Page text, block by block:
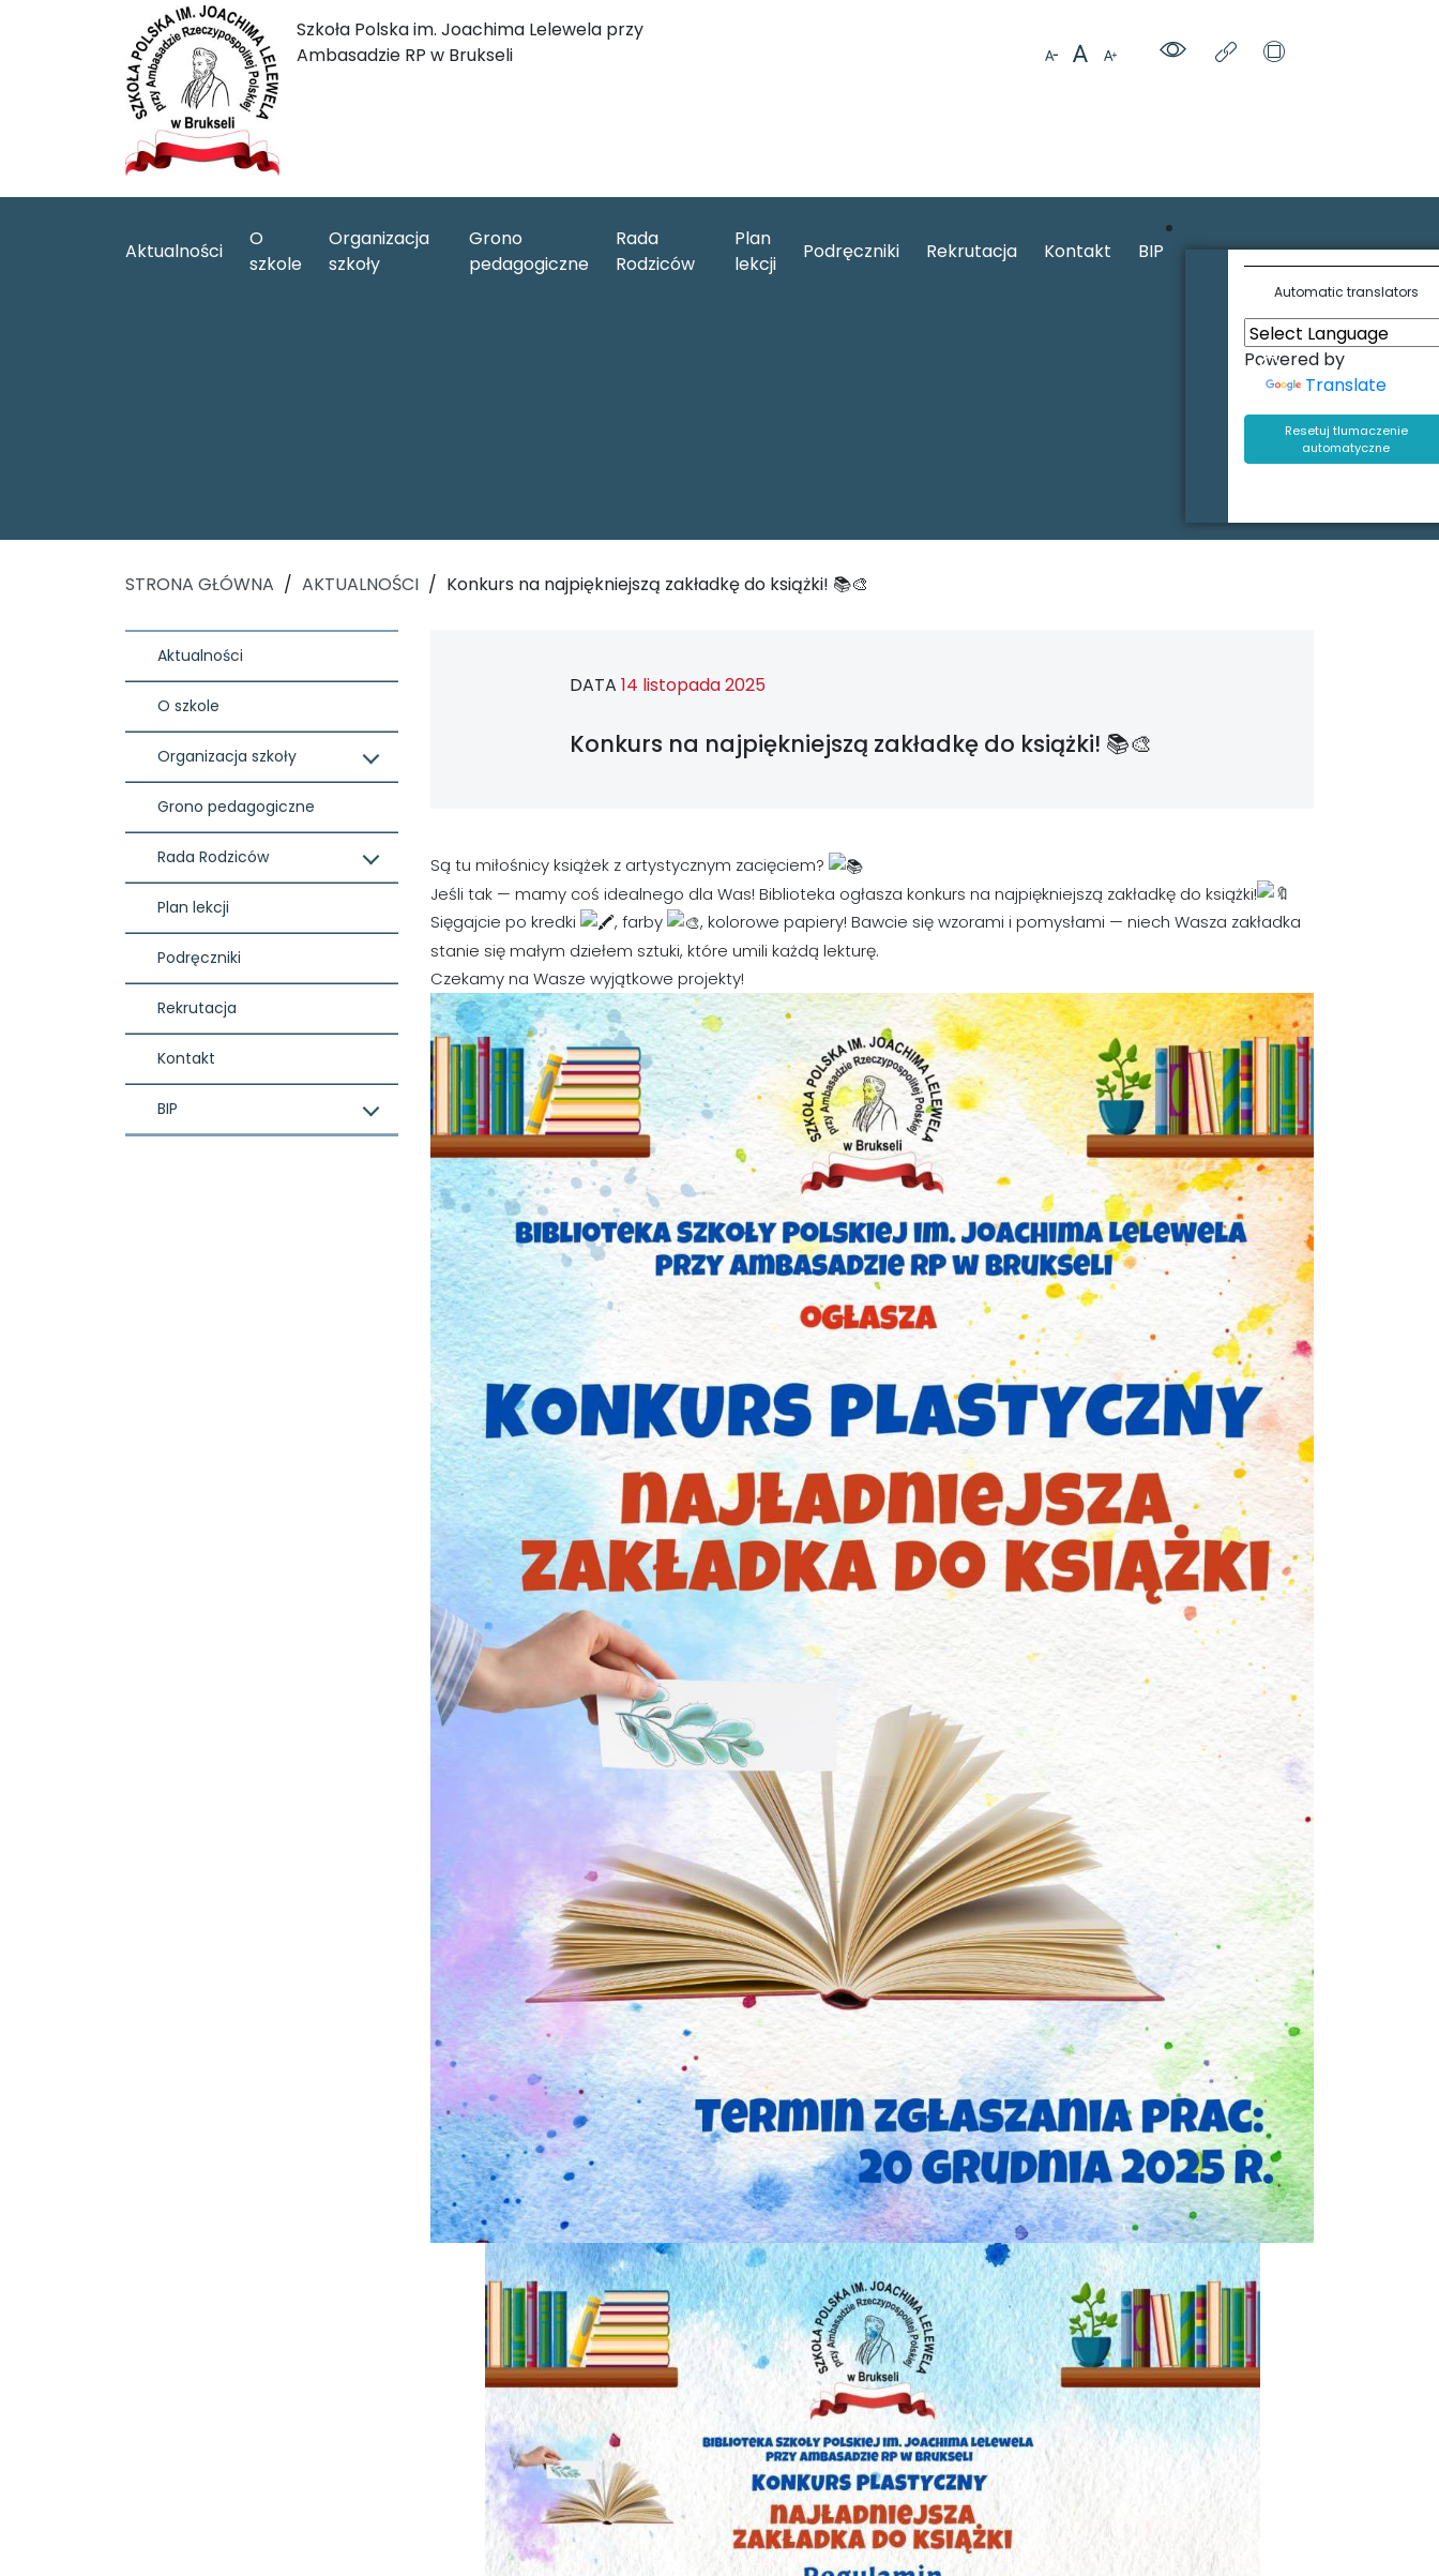
Szkoła Polska im. Joachima Lelewela przy
Ambasadzie RP w Brukseli
Aktualności
O
szkole
Organizacja
szkoły
Grono
pedagogiczne
Rada
Rodziców
Plan
lekcji
Podręczniki Rekrutacja Kontakt BIP
Automatic translators
Powered by
Translate
Resetuj tlumaczenie
automatyczne
STRONA GŁÓWNA / AKTUALNOŚCI / Konkurs na najpiękniejszą zakładkę do książki! 📚🎨
Aktualności
O szkole
Organizacja szkoły
Grono pedagogiczne
Rada Rodziców
Plan lekcji
Podręczniki
Rekrutacja
Kontakt
BIP
DATA 14 listopada 2025
Konkurs na najpiękniejszą zakładkę do książki! 📚🎨
Są tu miłośnicy książek z artystycznym zacięciem?
Jeśli tak — mamy coś idealnego dla Was! Biblioteka ogłasza konkurs na najpiękniejszą zakładkę do książki!
Sięgajcie po kredki
, farby
, kolorowe papiery! Bawcie się wzorami i pomysłami — niech Wasza zakładka
stanie się małym dziełem sztuki, które umili każdą lekturę.
Czekamy na Wasze wyjątkowe projekty!